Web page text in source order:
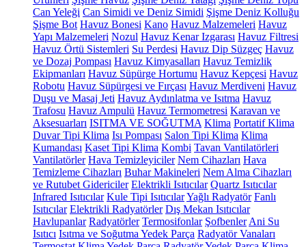
Can Yeleği Can Simidi ve Deniz Simidi Şişme Deniz Kolluğu
Şişme Bot Havuz Bonesi Kano Havuz Malzemeleri Havuz
Yapı Malzemeleri Nozul Havuz Kenar Izgarası Havuz Filtresi
Havuz Örtü Sistemleri Su Perdesi Havuz Dip Süzgeç Havuz
ve Dozaj Pompası Havuz Kimyasalları Havuz Temizlik
Ekipmanları Havuz Süpürge Hortumu Havuz Kepçesi Havuz
Robotu Havuz Süpürgesi ve Fırçası Havuz Merdiveni Havuz
Duşu ve Masaj Jeti Havuz Aydınlatma ve Isıtma Havuz
Trafosu Havuz Ampulü Havuz Termometresi Karavan ve
Aksesuarları ISITMA VE SOĞUTMA Klima Portatif Klima
Duvar Tipi Klima Isı Pompası Salon Tipi Klima Klima
Kumandası Kaset Tipi Klima Kombi Tavan Vantilatörleri
Vantilatörler Hava Temizleyiciler Nem Cihazları Hava
Temizleme Cihazları Buhar Makineleri Nem Alma Cihazları
ve Rutubet Gidericiler Elektrikli Isıtıcılar Quartz Isıtıcılar
Infrared Isıtıcılar Kule Tipi IsıtıcılarYağlı Radyatör Fanlı
Isıtıcılar Elektrikli Radyatörler Dış Mekan Isıtıcılar
Havlupanlar Radyatörler Termosifonlar Şofbenler Ani Su
Isıtıcı Isıtma ve Soğutma Yedek Parça Radyatör Vanaları